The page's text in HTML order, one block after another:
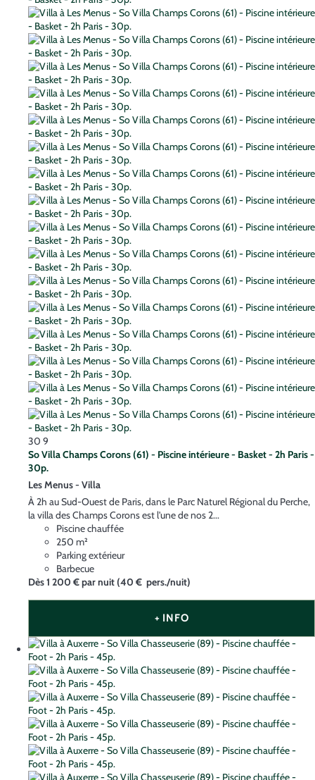
30 9
So Villa Champs Corons (61) - Piscine intérieure - Basket - 2h Paris -
30p.
Les Menus - Villa
À 2h au Sud-Ouest de Paris, dans le Parc Naturel Régional du Perche,
la villa des Champs Corons est l'une de nos 2...
Piscine chauffée
250 m²
Parking extérieur
Barbecue
Dès1 200 €par nuit(40 € pers./nuit)
+ INFO